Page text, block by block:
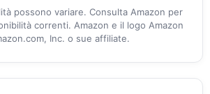
possono variare. Consulta Amazon per
correnti. Amazon e il logo Amazon
Inc. o sue affiliate.